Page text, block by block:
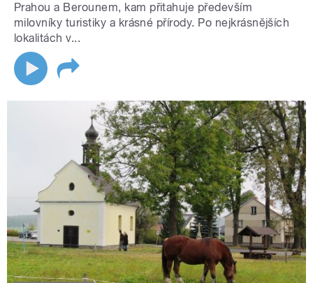
Prahou a Berounem, kam přitahuje především
milovníky turistiky a krásné přírody. Po nejkrásnějších
lokalitách v...